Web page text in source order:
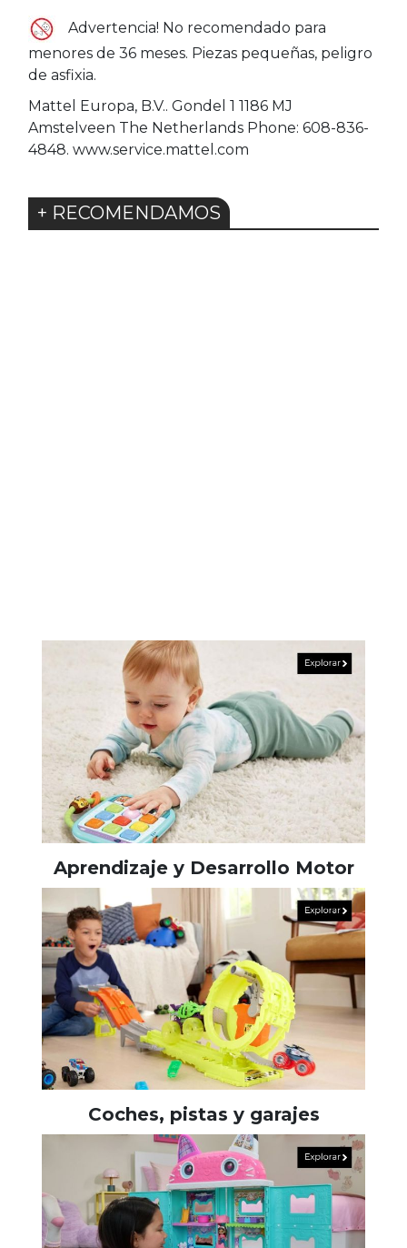
Advertencia! No recomendado para
menores de 36 meses. Piezas pequeñas, peligro
de asfixia.
Mattel Europa, B.V.. Gondel 1 1186 MJ
Amstelveen The Netherlands Phone: 608-836-
4848. www.service.mattel.com
+ RECOMENDAMOS
Aprendizaje y Desarrollo Motor
Coches, pistas y garajes